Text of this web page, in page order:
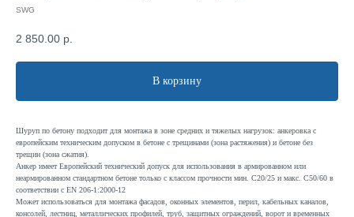
SWG
2 850.00 р.
В корзину
Шуруп по бетону подходит для монтажа в зоне средних и тяжелых нагрузок: анкеровка с
европейским техническим допуском в бетоне с трещинами (зона растяжения) и бетоне без
трещин (зона сжатия).
Анкер имеет Европейский технический допуск для использования в армированном или
неармированном стандартном бетоне только с классом прочности мин. C20/25 и макс. C50/60 в
соответствии с EN 206-1:2000-12
Может использоваться для монтажа фасадов, оконных элементов, перил, кабельных каналов,
консолей, лестниц, металлических профилей, труб, защитных ограждений, ворот и временных